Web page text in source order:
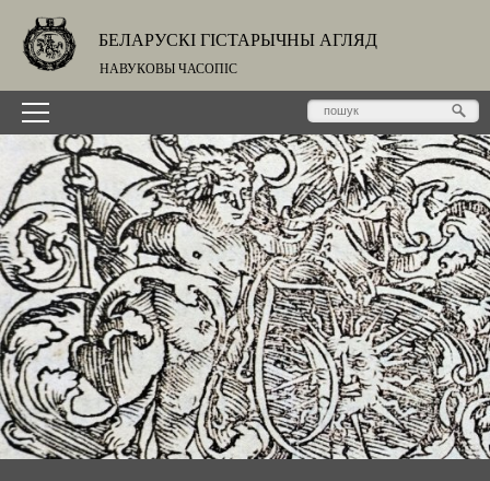
БЕЛАРУСКІ ГІСТАРЫЧНЫ АГЛЯД
НАВУКОВЫ ЧАСОПІС